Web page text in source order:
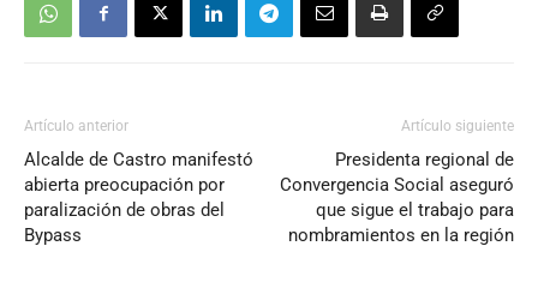
Artículo anterior
Alcalde de Castro manifestó
abierta preocupación por
paralización de obras del
Bypass
Artículo siguiente
Presidenta regional de
Convergencia Social aseguró
que sigue el trabajo para
nombramientos en la región